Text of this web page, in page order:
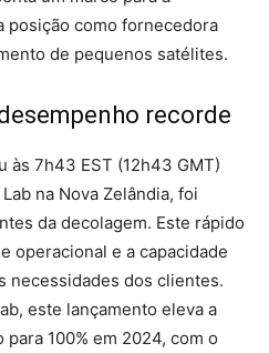
posição como fornecedora
de pequenos satélites.
recorde
às 7h43 EST (12h43 GMT)
na Nova Zelândia, foi
da decolagem. Este rápido
operacional e a capacidade
necessidades dos clientes.
este lançamento eleva a
100% em 2024, com o